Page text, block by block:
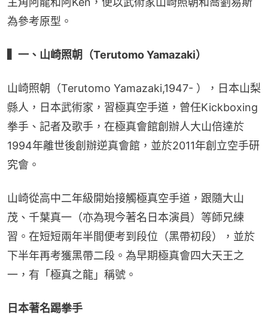
為參考原型。
▍一、山崎照朝（Terutomo Yamazaki）
山崎照朝（Terutomo Yamazaki,1947- ），日本山梨
縣人，日本武術家，習極真空手道，曾任Kickboxing
拳手、記者及歌手，在極真會館創辦人大山倍達於
1994年離世後創辦逆真會館，並於2011年創立空手研
究會。
山崎從高中二年級開始接觸極真空手道，跟隨大山
茂、千葉真一（亦為現今著名日本演員）等師兄練
習。在短短兩年半間便考到段位（黑帶初段），並於
下半年再考獲黑帶二段。為早期極真會四大天王之
一，有「極真之龍」稱號。
日本著名踢拳手